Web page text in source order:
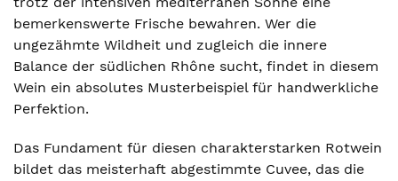
bemerkenswerte Frische bewahren. Wer die
ungezähmte Wildheit und zugleich die innere
Balance der südlichen Rhône sucht, findet in diesem
Wein ein absolutes Musterbeispiel für handwerkliche
Perfektion.
Das Fundament für diesen charakterstarken Rotwein
bildet das meisterhaft abgestimmte Cuvee, das die